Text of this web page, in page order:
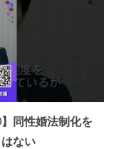
同性婚法制化を
ない